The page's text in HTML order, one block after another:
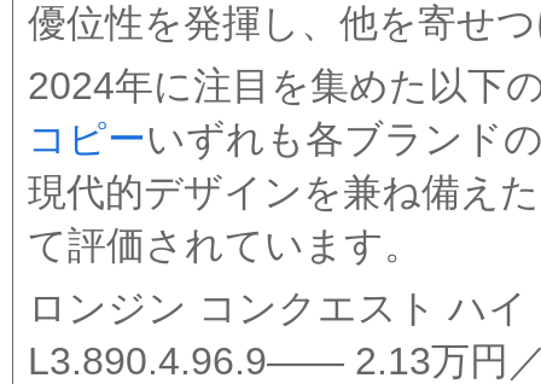
優位性を発揮し、他を寄せ
2024年に注目を集めた以下
コピーいずれも各ブランド
現代的デザインを兼ね備え
て評価されています。
ロンジン コンクエスト ハ
L3.890.4.96.9—— 2.13万円